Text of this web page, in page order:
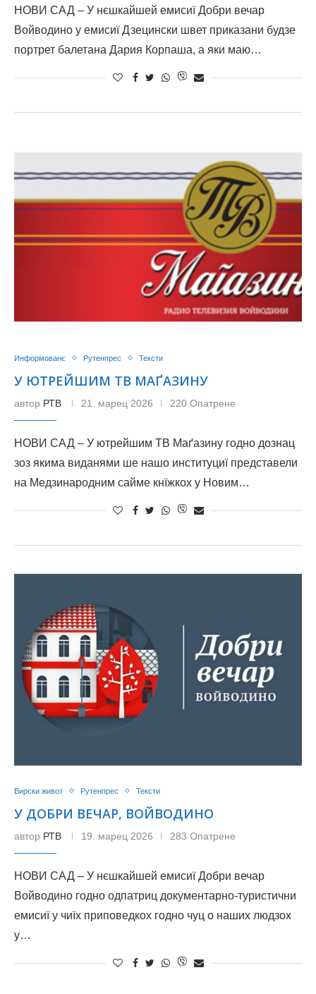
НОВИ САД – У нєшкайшей емисиї Добри вечар
Войводино у емисиї Дзецински швет приказани будзе
портрет балетана Дария Корпаша, а яки маю…
Информованє Рутенпрес Тексти
У ЮТРЕЙШИМ ТВ МАҐАЗИНУ
автор РТВ 21. марец 2026 220 Опатрене
НОВИ САД – У ютрейшим ТВ Маґазину годно дознац
зоз якима виданями ше нашо институциї представели
на Медзинародним сайме кнїжкох у Новим…
Вирски живот Рутенпрес Тексти
У ДОБРИ ВЕЧАР, ВОЙВОДИНО
автор РТВ 19. марец 2026 283 Опатрене
НОВИ САД – У нєшкайшей емисиї Добри вечар
Войводино годно одпатриц документарно-туристични
емисиї у чиїх приповедкох годно чуц о наших людзох
у…